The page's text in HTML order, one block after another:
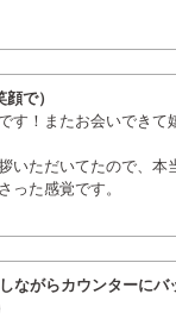
で）
す！またお会いできて
いただいてたので、本
った感覚です。
ながらカウンターにバ